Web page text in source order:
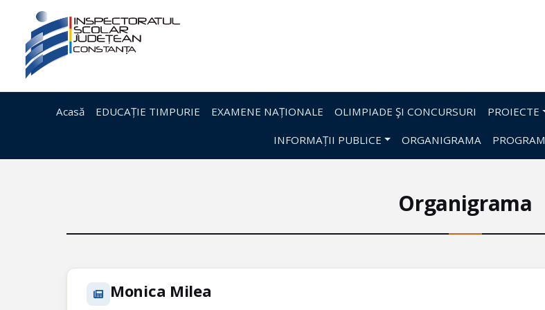
Acasă EDUCAȚIE TIMPURIE EXAMENE NAȚIONALE OLIMPIADE ŞI CONCURSURI PROIECTE
INFORMAȚII PUBLICE ORGANIGRAMA PROGRAM
Organigrama
Monica Milea